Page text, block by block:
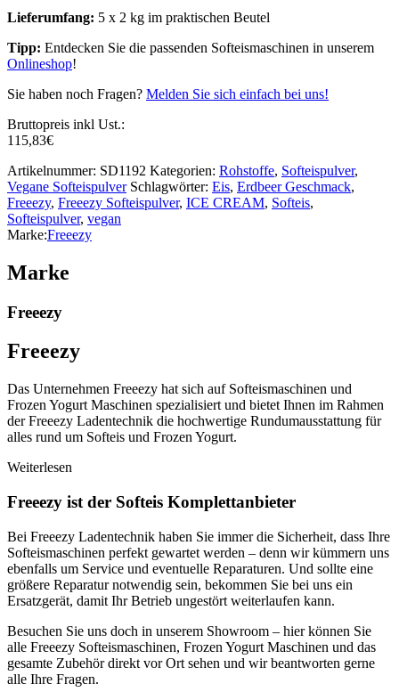
Lieferumfang: 5 x 2 kg im praktischen Beutel
Tipp: Entdecken Sie die passenden Softeismaschinen in unserem
Onlineshop!
Sie haben noch Fragen? Melden Sie sich einfach bei uns!
Bruttopreis inkl Ust.:
115,83€
Artikelnummer: SD1192 Kategorien: Rohstoffe, Softeispulver,
Vegane Softeispulver Schlagwörter: Eis, Erdbeer Geschmack,
Freeezy, Freeezy Softeispulver, ICE CREAM, Softeis,
Softeispulver, vegan
Marke:Freeezy
Marke
Freeezy
Freeezy
Das Unternehmen Freeezy hat sich auf Softeismaschinen und
Frozen Yogurt Maschinen spezialisiert und bietet Ihnen im Rahmen
der Freeezy Ladentechnik die hochwertige Rundumausstattung für
alles rund um Softeis und Frozen Yogurt.
Weiterlesen
Freeezy ist der Softeis Komplettanbieter
Bei Freeezy Ladentechnik haben Sie immer die Sicherheit, dass Ihre
Softeismaschinen perfekt gewartet werden – denn wir kümmern uns
ebenfalls um Service und eventuelle Reparaturen. Und sollte eine
größere Reparatur notwendig sein, bekommen Sie bei uns ein
Ersatzgerät, damit Ihr Betrieb ungestört weiterlaufen kann.
Besuchen Sie uns doch in unserem Showroom – hier können Sie
alle Freeezy Softeismaschinen, Frozen Yogurt Maschinen und das
gesamte Zubehör direkt vor Ort sehen und wir beantworten gerne
alle Ihre Fragen.